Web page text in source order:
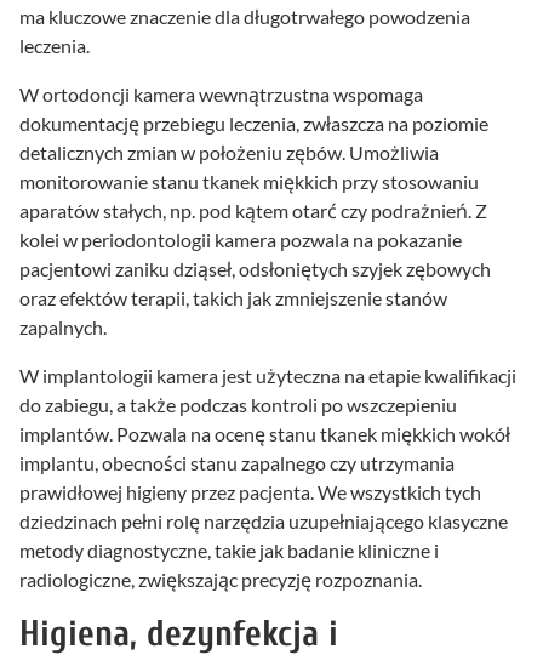
ma kluczowe znaczenie dla długotrwałego powodzenia
leczenia.
W ortodoncji kamera wewnątrzustna wspomaga
dokumentację przebiegu leczenia, zwłaszcza na poziomie
detalicznych zmian w położeniu zębów. Umożliwia
monitorowanie stanu tkanek miękkich przy stosowaniu
aparatów stałych, np. pod kątem otarć czy podrażnień. Z
kolei w periodontologii kamera pozwala na pokazanie
pacjentowi zaniku dziąseł, odsłoniętych szyjek zębowych
oraz efektów terapii, takich jak zmniejszenie stanów
zapalnych.
W implantologii kamera jest użyteczna na etapie kwalifikacji
do zabiegu, a także podczas kontroli po wszczepieniu
implantów. Pozwala na ocenę stanu tkanek miękkich wokół
implantu, obecności stanu zapalnego czy utrzymania
prawidłowej higieny przez pacjenta. We wszystkich tych
dziedzinach pełni rolę narzędzia uzupełniającego klasyczne
metody diagnostyczne, takie jak badanie kliniczne i
radiologiczne, zwiększając precyzję rozpoznania.
Higiena, dezynfekcja i